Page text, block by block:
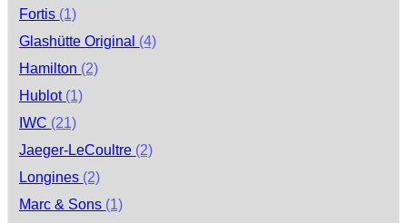
Fortis (1)
Glashütte Original (4)
Hamilton (2)
Hublot (1)
IWC (21)
Jaeger-LeCoultre (2)
Longines (2)
Marc & Sons (1)